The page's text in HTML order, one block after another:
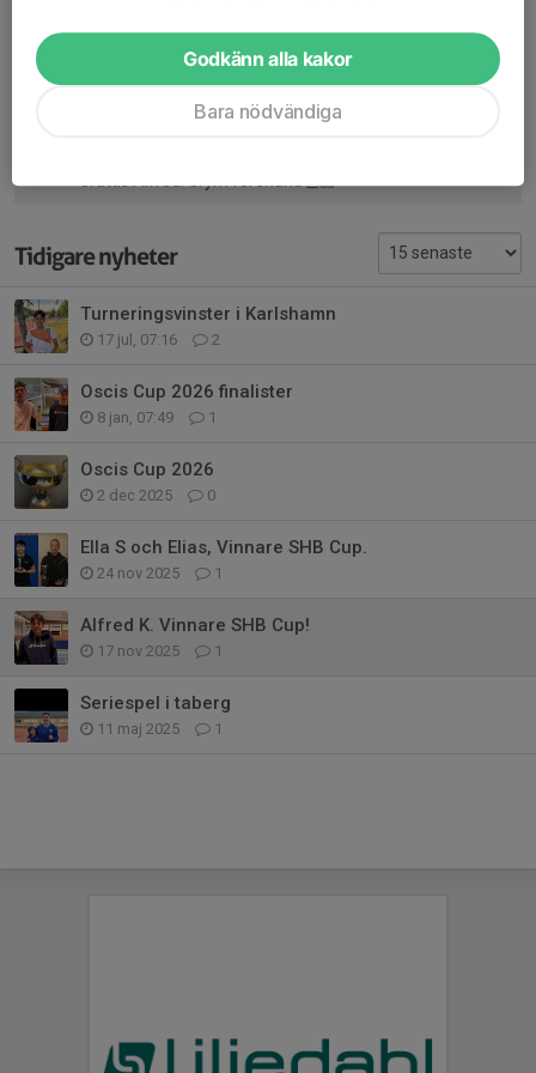
Tidigare nyheter
Turneringsvinster i Karlshamn
17 jul, 07:16 2
Oscis Cup 2026 finalister
8 jan, 07:49 1
Oscis Cup 2026
2 dec 2025 0
Ella S och Elias, Vinnare SHB Cup.
24 nov 2025 1
Alfred K. Vinnare SHB Cup!
17 nov 2025 1
Seriespel i taberg
11 maj 2025 1
Godkänn alla kakor
Bara nödvändiga